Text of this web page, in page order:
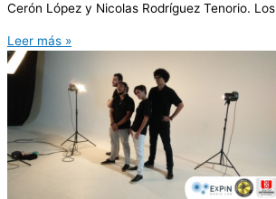
Cerón López y Nicolas Rodríguez Tenorio. Los
Leer más »